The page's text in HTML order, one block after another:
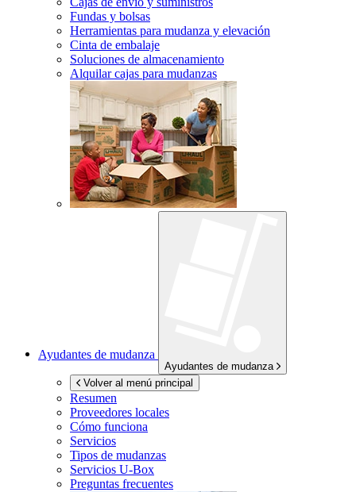
Fundas y bolsas
Herramientas para mudanza y elevación
Cinta de embalaje
Soluciones de almacenamiento
Alquilar cajas para mudanzas
Ayudantes de mudanza
Ayudantes de mudanza
Volver al menú principal
Resumen
Proveedores locales
Cómo funciona
Servicios
Tipos de mudanzas
Servicios U-Box
Preguntas frecuentes